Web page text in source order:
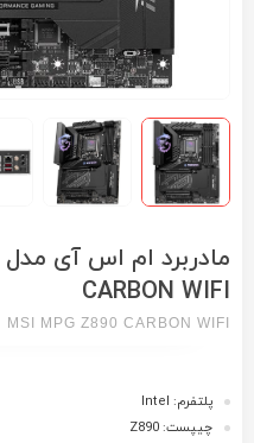
CARBON WIFI
MSI MPG Z890 CARBON WIFI
پلتفرم: Intel
چیپست: Z890